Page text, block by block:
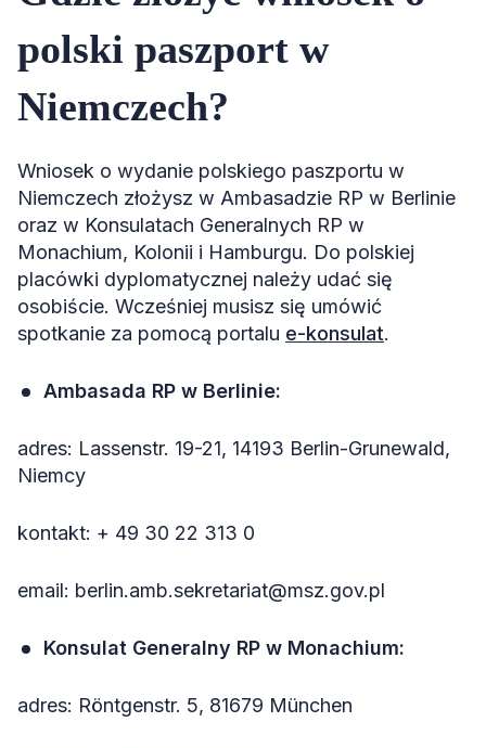
polski paszport w
Niemczech?
Wniosek o wydanie polskiego paszportu w
Niemczech złożysz w Ambasadzie RP w Berlinie
oraz w Konsulatach Generalnych RP w
Monachium, Kolonii i Hamburgu. Do polskiej
placówki dyplomatycznej należy udać się
osobiście. Wcześniej musisz się umówić
spotkanie za pomocą portalu e-konsulat.
Ambasada RP w Berlinie:
adres: Lassenstr. 19-21, 14193 Berlin-Grunewald,
Niemcy
kontakt: + 49 30 22 313 0
email: berlin.amb.sekretariat@msz.gov.pl
Konsulat Generalny RP w Monachium:
adres: Röntgenstr. 5, 81679 München